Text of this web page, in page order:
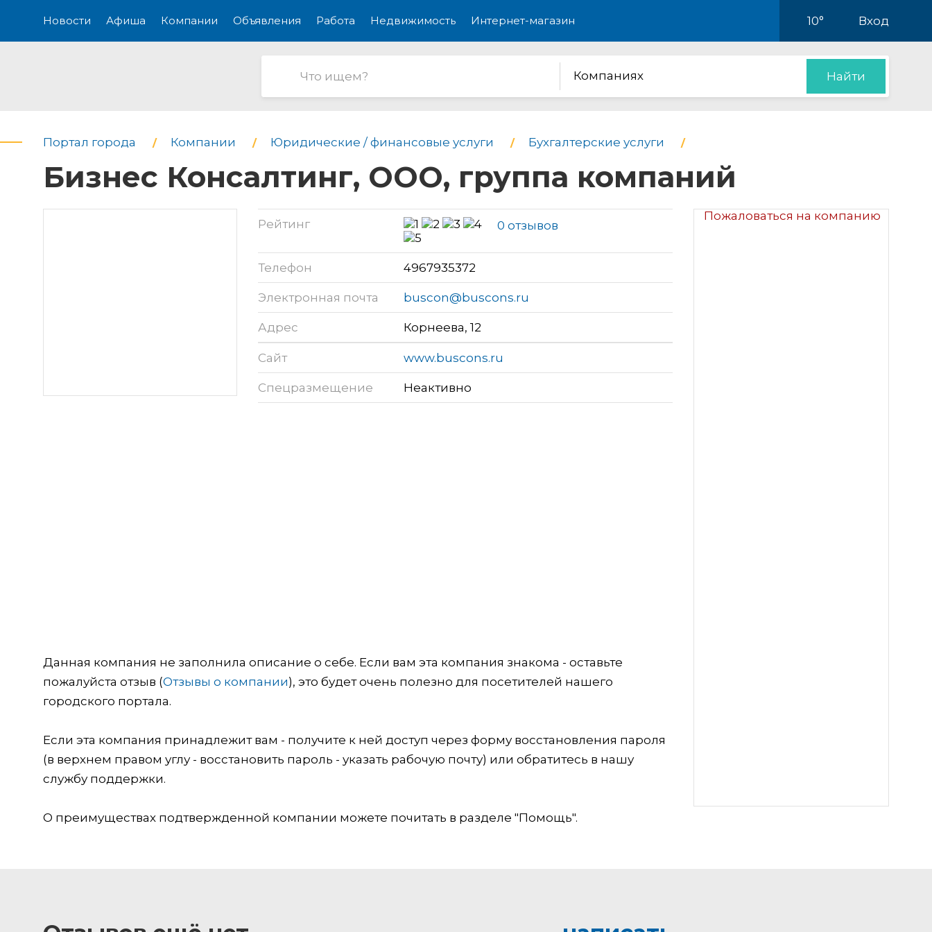
Новости Афиша Компании Объявления Работа Недвижимость Интернет-магазин 10° Вход
Компаниях Найти
Портал города Компании Юридические / финансовые услуги Бухгалтерские услуги
Бизнес Консалтинг, ООО, группа компаний
Пожаловаться на компанию
Рейтинг 0 отзывов
Телефон 4967935372
Электронная почта buscon@buscons.ru
Адрес Корнеева, 12
Сайт www.buscons.ru
Спецразмещение Неактивно
Данная компания не заполнила описание о себе. Если вам эта компания знакома - оставьте
пожалуйста отзыв (Отзывы о компании), это будет очень полезно для посетителей нашего
городского портала.
Если эта компания принадлежит вам - получите к ней доступ через форму восстановления пароля
(в верхнем правом углу - восстановить пароль - указать рабочую почту) или обратитесь в нашу
службу поддержки.
О преимуществах подтвержденной компании можете почитать в разделе "Помощь".